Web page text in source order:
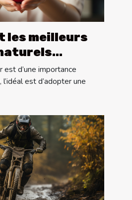
les meilleurs
pour la
?
d’une importance
est d’adopter une